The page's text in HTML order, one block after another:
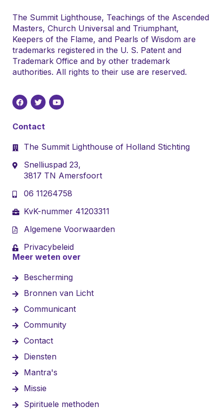
The Summit Lighthouse, Teachings of the Ascended
Masters, Church Universal and Triumphant,
Keepers of the Flame, and Pearls of Wisdom are
trademarks registered in the U. S. Patent and
Trademark Office and by other trademark
authorities. All rights to their use are reserved.
Contact
The Summit Lighthouse of Holland Stichting
Snelliuspad 23,
3817 TN Amersfoort
06 11264758
KvK-nummer 41203311
Algemene Voorwaarden
Privacybeleid
Meer weten over
Bescherming
Bronnen van Licht
Communicant
Community
Contact
Diensten
Mantra's
Missie
Spirituele methoden